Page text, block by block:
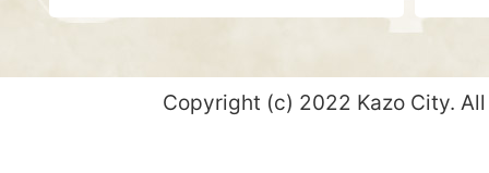
Copyright (c) 2022 Kazo City.